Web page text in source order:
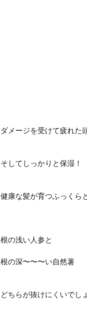
ダメージを受けて疲れた
そしてしっかりと保湿！
健康な髪が育つふっくら
根の浅い人参と
根の深〜〜〜い自然薯
どちらが抜けにくいでし